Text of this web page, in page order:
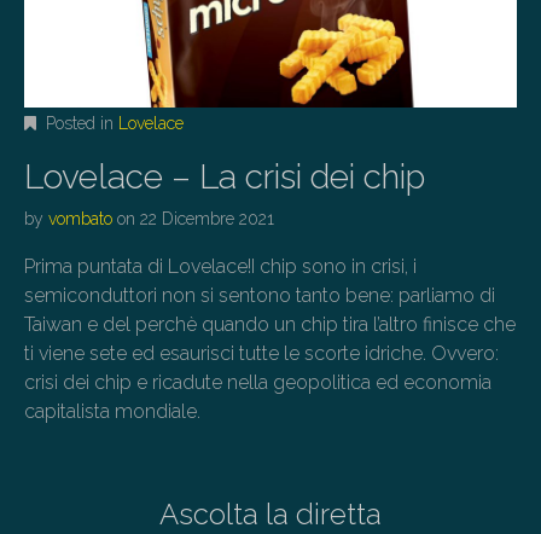
Posted in Lovelace
Lovelace – La crisi dei chip
by vombato on 22 Dicembre 2021
Prima puntata di Lovelace!I chip sono in crisi, i
semiconduttori non si sentono tanto bene: parliamo di
Taiwan e del perchè quando un chip tira l’altro finisce che
ti viene sete ed esaurisci tutte le scorte idriche. Ovvero:
crisi dei chip e ricadute nella geopolitica ed economia
capitalista mondiale.
Ascolta la diretta